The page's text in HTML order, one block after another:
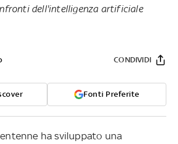
dell'intelligenza artificiale
Fonti Preferite
CONDIVIDI
ha sviluppato una